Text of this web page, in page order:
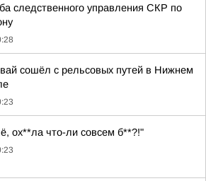
следственного управления СКР по
сошёл с рельсовых путей в Нижнем
ох**ла что-ли совсем б**?!"